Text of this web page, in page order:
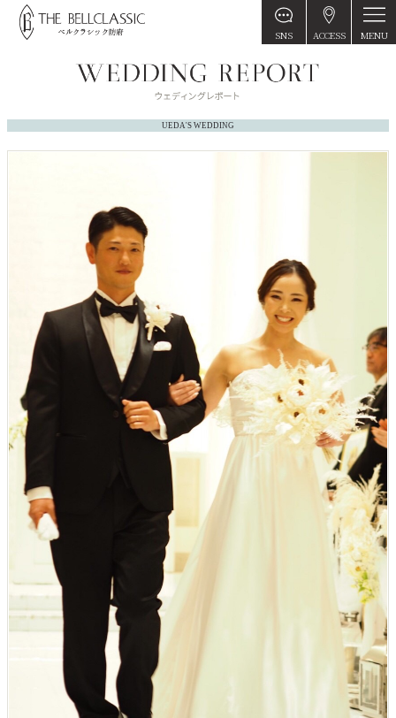
SNS ACCESS MENU
UEDA'S WEDDING